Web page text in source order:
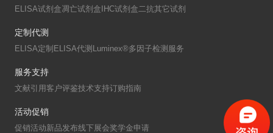
QuantiCyto®ELISA
QuantiCyto®ELISA(超敏)
研究领域
癌症生物学 表观遗传学
干细胞与再生医学 神经科学
细胞生物学 心血管生物学
ELISA试剂盒凋亡试剂盒IHC试剂盒 二抗其它试剂
定制代测
ELISA定制ELISA代测Luminex®多因子检测服务
服务支持
文献引用客户评鉴技术支持订购指南
活动促销
促销活动新品发布线下展会奖学金申请